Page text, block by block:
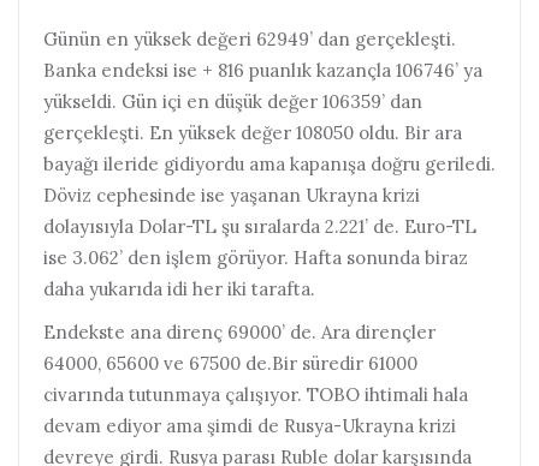
Günün en yüksek değeri 62949’ dan gerçekleşti.
Banka endeksi ise + 816 puanlık kazançla 106746’ ya
yükseldi. Gün içi en düşük değer 106359’ dan
gerçekleşti. En yüksek değer 108050 oldu. Bir ara
bayağı ileride gidiyordu ama kapanışa doğru geriledi.
Döviz cephesinde ise yaşanan Ukrayna krizi
dolayısıyla Dolar-TL şu sıralarda 2.221’ de. Euro-TL
ise 3.062’ den işlem görüyor. Hafta sonunda biraz
daha yukarıda idi her iki tarafta.
Endekste ana direnç 69000’ de. Ara dirençler
64000, 65600 ve 67500 de.Bir süredir 61000
civarında tutunmaya çalışıyor. TOBO ihtimali hala
devam ediyor ama şimdi de Rusya-Ukrayna krizi
devreye girdi. Rusya parası Ruble dolar karşısında